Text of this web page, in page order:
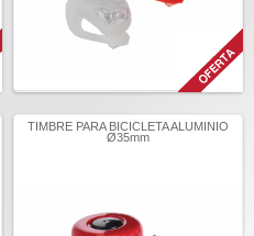
TIMBRE PARA BICICLETA ALUMINIO
Ø35mm